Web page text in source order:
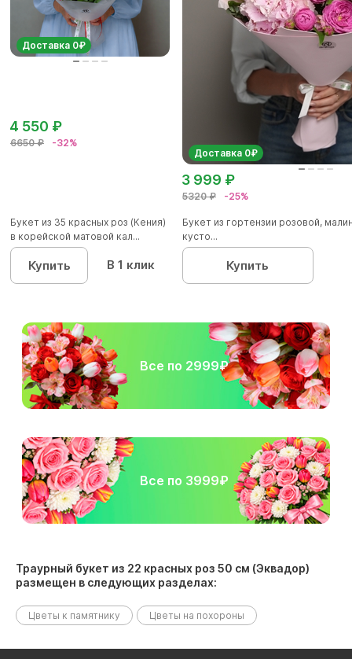
Доставка 0₽
6650 ₽ -32%
4 550 ₽
Букет из 35 красных роз (Кения)
в корейской матовой кал...
Купить В 1 клик
Доставка 0₽
5320 ₽ -25%
3 999 ₽
Букет из гортензии розовой,
кусто...
Купить
Все по 2999₽
Все по 3999₽
Траурный букет из 22 красных роз 50 см (Эквадор)
размещен в следующих разделах:
Цветы к памятнику Цветы на похороны